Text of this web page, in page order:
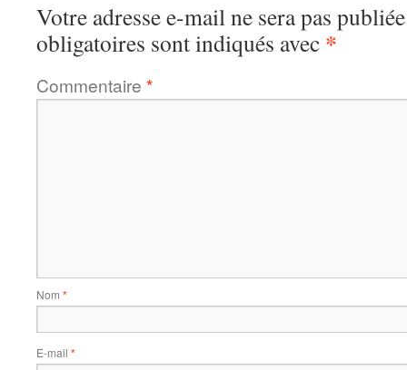
Votre adresse e-mail ne sera pas
obligatoires sont indiqués avec *
Commentaire *
Nom *
E-mail *